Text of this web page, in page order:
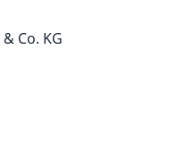
Co. KG